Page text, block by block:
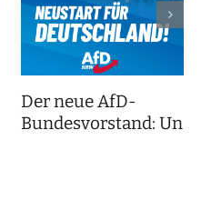
Der neue AfD-
Bundesvorstand: